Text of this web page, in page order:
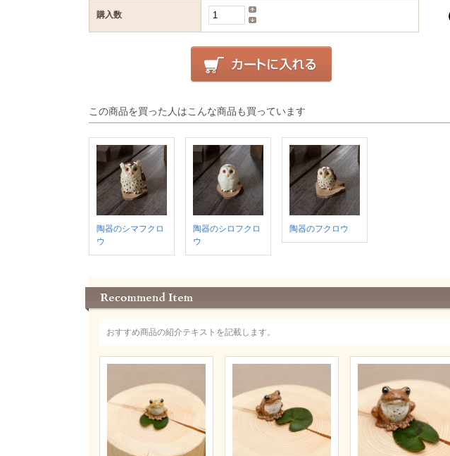
購入数
この商品を買った人はこんな商品も買っています
陶器のシマフクロ
ウ
陶器のシロフクロ
ウ
陶器のフクロウ
おすすめ商品の紹介テキストを記載します。